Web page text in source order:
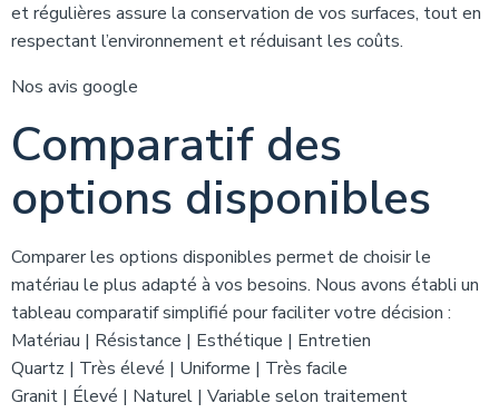
et régulières assure la conservation de vos surfaces, tout en
respectant l’environnement et réduisant les coûts.
Nos avis google
Comparatif des
options disponibles
Comparer les options disponibles permet de choisir le
matériau le plus adapté à vos besoins. Nous avons établi un
tableau comparatif simplifié pour faciliter votre décision :
Matériau | Résistance | Esthétique | Entretien
Quartz | Très élevé | Uniforme | Très facile
Granit | Élevé | Naturel | Variable selon traitement